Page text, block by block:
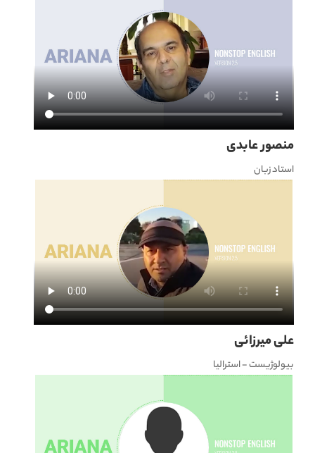
منصور عابدی
استاد زبان
علی میرزائی
بیولوژیست - استرالیا